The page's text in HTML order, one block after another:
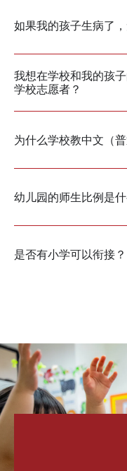
如果我的孩子生病了
我想在学校和我的孩
学校志愿者？
为什么学校教中文（
幼儿园的师生比例是
是否有小学可以衔接？